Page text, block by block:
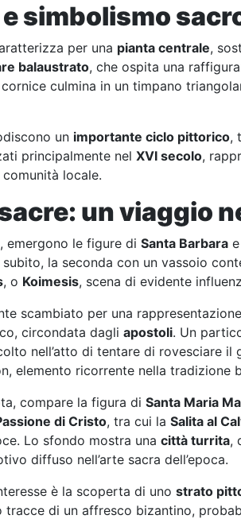
simbolismo
per una pianta centrale,
balaustrato, che ospita una
cornice culmina in un timpano
un importante ciclo pittorico,
principalmente nel XVI secolo,
locale.
un viaggio
emergono le figure di Santa Barbara e
la seconda con un vassoio
, o Koimesis, scena di evidente
scambiato per una
circondata dagli apostoli. Un
nell’atto di tentare di rovesciare il
elemento ricorrente nella tradizione
compare la figura di Santa Maria
di Cristo, tra cui la Salita al
Lo sfondo mostra una città turrita,
diffuso nell’arte sacra dell’epoca.
è la scoperta di uno strato
tracce di un affresco bizantino,